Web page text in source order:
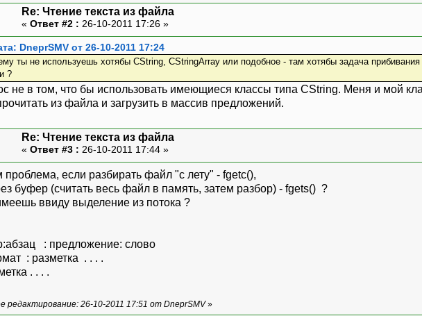
Re: Чтение текста из файла
« Ответ #2 : 26-10-2011 17:26 »
DneprSMV от 26-10-2011 17:24
ты не используешь хотябы CString, CStringArray или подобное - там хотябы задача
?
не в том, что бы использовать имеющиеся классы типа CString. Меня и мой
из файла и загрузить в массив предложений.
Re: Чтение текста из файла
« Ответ #3 : 26-10-2011 17:44 »
проблема, если разбирать файл "с лету" - fgetc(),
буфер (считать весь файл в память, затем разбор) - fgets() ?
ввиду выделение из потока ?
: предложение: слово
: разметка . . . .
. . . .
редактирование: 26-10-2011 17:51 от DneprSMV»